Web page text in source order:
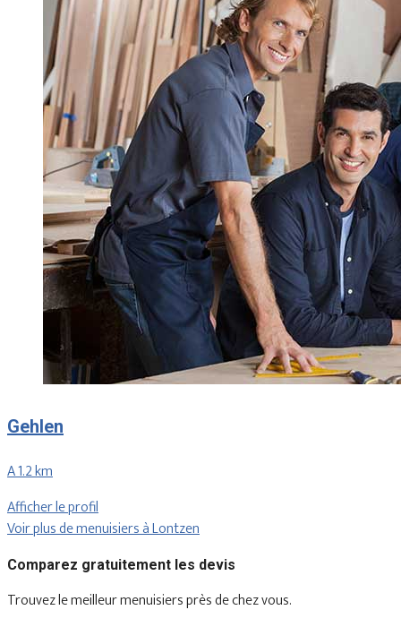
Gehlen
A 1.2 km
Afficher le profil
Voir plus de menuisiers à Lontzen
Comparez gratuitement les devis
Trouvez le meilleur menuisiers près de chez vous.